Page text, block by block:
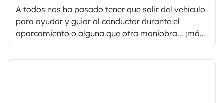
A todos nos ha pasado tener que salir del vehículo
para ayudar y guiar al conductor durante el
aparcamiento o alguna que otra maniobra... ¡más,
más, más, más,... paraaa! y todo esto haciendo
toda una amplia variedad de gestos. Con las